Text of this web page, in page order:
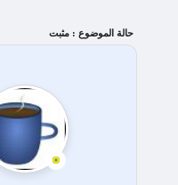
حالة الموضوع : مثبت